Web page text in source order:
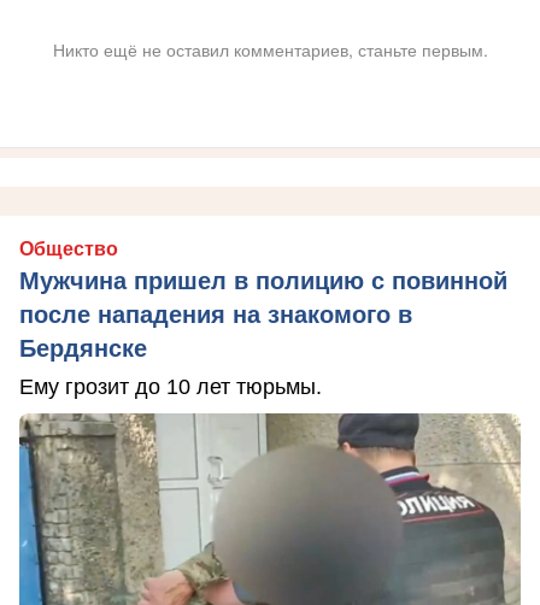
Никто ещё не оставил комментариев, станьте первым.
Общество
Мужчина пришел в полицию с повинной
после нападения на знакомого в
Бердянске
Ему грозит до 10 лет тюрьмы.